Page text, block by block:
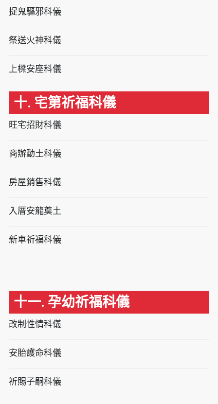
捉鬼驅邪科儀
祭送火神科儀
上樑安座科儀
十. 宅第祈福科儀
旺宅招財科儀
商辦動土科儀
房屋銷售科儀
入厝安龍奠土
新車祈福科儀
十一. 孕幼祈福科儀
改制性情科儀
安胎護命科儀
祈賜子嗣科儀